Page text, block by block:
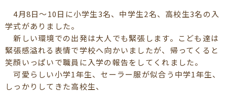
4月8日～10日に小学生3名、中学生2名、高校生3名の入
学式がありました。
新しい環境での出発は大人でも緊張します。こども達は
緊張感溢れる表情で学校へ向かいましたが、帰ってくると
笑顔いっぱいで職員に入学の報告をしてくれました。
可愛らしい小学1年生、セーラー服が似合う中学1年生、
しっかりしてきた高校生、